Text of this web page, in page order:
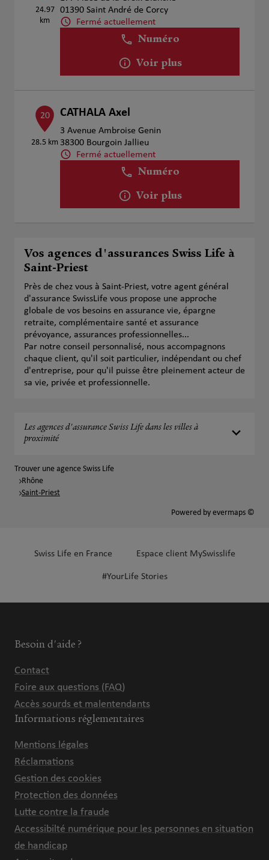
24.97
km
01390 Saint André de Corcy
Fermé actuellement
Numéro
Voir plus
20
28.5 km
CATHALA Axel
3 Avenue Ambroise Genin
38300 Bourgoin Jallieu
Fermé actuellement
Numéro
Voir plus
Vos agences d'assurances Swiss Life à
Saint-Priest
Près de chez vous à Saint-Priest, votre agent général
d'assurance SwissLife vous propose une approche
globale de vos besoins en assurance vie, épargne
retraite, complémentaire santé et assurance
prévoyance, assurances professionnelles...
Par notre conseil personnalisé, nous accompagnons
chaque client, qu'il soit particulier, indépendant ou chef
d'entreprise, pour qu'il puisse être pleinement acteur de
sa vie, privée et professionnelle.
Les agences d'assurance Swiss Life dans les villes à
proximité
Trouver une agence Swiss Life
Rhône
Saint-Priest
Powered by evermaps ©
Swiss Life en France Espace client MySwisslife
#YourLife Stories
Besoin d'aide ?
Contact
Foire aux questions (FAQ)
Accès sourds et malentendants
Informations réglementaires
Mentions légales
Réclamations
Gestion des cookies
Protection des données
Lutte contre la fraude
Accessibilté numérique pour les personnes en situation
de handicap